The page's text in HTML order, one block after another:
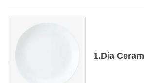
1.Dia Ceram